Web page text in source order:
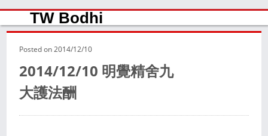
TW Bodhi
Posted on2014/12/10
2014/12/10 明覺精舍九
大護法酬